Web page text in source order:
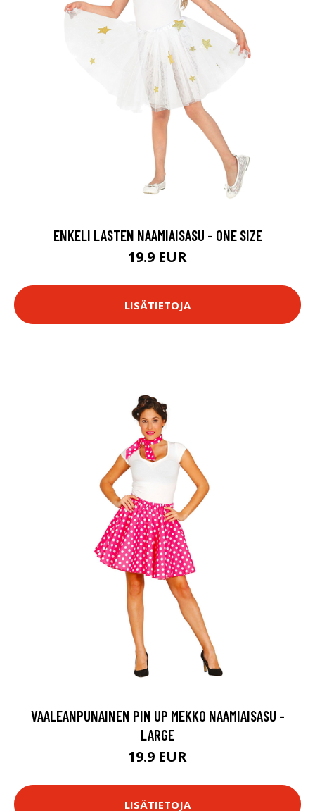
ENKELI LASTEN NAAMIAISASU - ONE SIZE
19.9 EUR
LISÄTIETOJA
VAALEANPUNAINEN PIN UP MEKKO NAAMIAISASU -
LARGE
19.9 EUR
LISÄTIETOJA